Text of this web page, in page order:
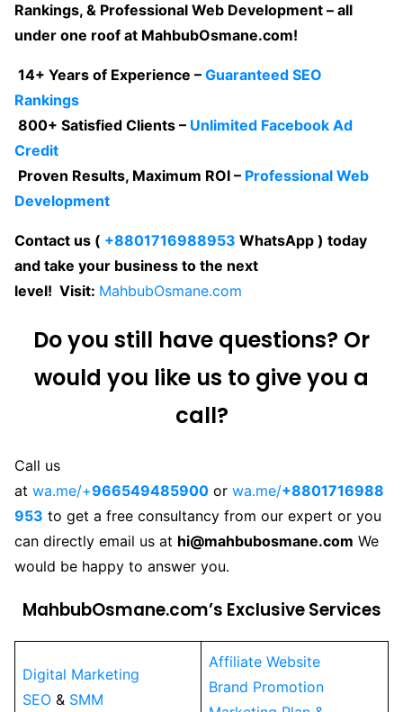
Rankings, & Professional Web Development – all
under one roof at MahbubOsmane.com!
14+ Years of Experience – Guaranteed SEO
Rankings
800+ Satisfied Clients – Unlimited Facebook Ad
Credit
Proven Results, Maximum ROI – Professional Web
Development
Contact us ( +8801716988953 WhatsApp ) today
and take your business to the next
level! Visit: MahbubOsmane.com
Do you still have questions? Or
would you like us to give you a
call?
Call us
at wa.me/+966549485900 or wa.me/+8801716988
953 to get a free consultancy from our expert or you
can directly email us at hi@mahbubosmane.com We
would be happy to answer you.
MahbubOsmane.com’s Exclusive Services
Digital Marketing
SEO & SMM
Affiliate Website
Brand Promotion